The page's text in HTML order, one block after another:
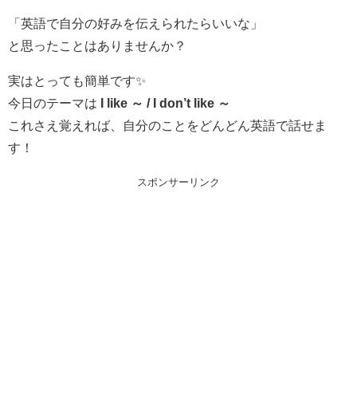
「英語で自分の好みを伝えられたらいいな」
と思ったことはありませんか？
実はとっても簡単です✨
今日のテーマは
I like ～ / I don’t like ～
これさえ覚えれば、自分のことをどんどん英語で話せま
す！
スポンサーリンク